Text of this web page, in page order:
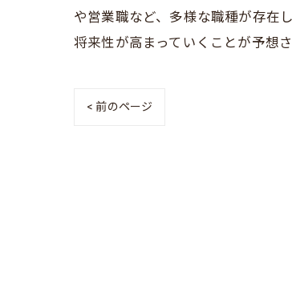
や営業職など、多様な職種が存在
将来性が高まっていくことが予想さ
< 前のページ